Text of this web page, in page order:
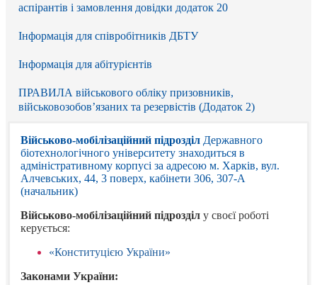
аспірантів і замовлення довідки додаток 20
Інформація для співробітників ДБТУ
Інформація для абітурієнтів
ПРАВИЛА військового обліку призовників,
військовозобов’язаних та резервістів (Додаток 2)
Військово-мобілізаційний підрозділ Державного
біотехнологічного університету знаходиться в
адміністративному корпусі за адресою м. Харків, вул.
Алчевських, 44, 3 поверх, кабінети 306, 307-А
(начальник)
Військово-мобілізаційний підрозділ у своєї роботі
керується:
«Конституцією України»
Законами України: